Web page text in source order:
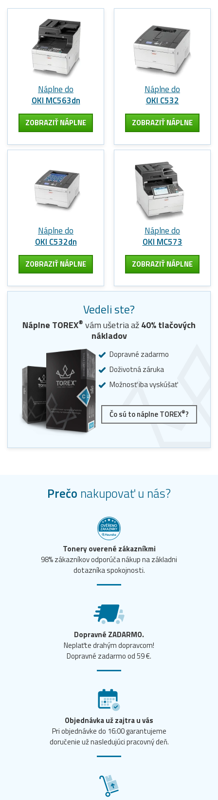
Náplne do
OKI MC563dn
ZOBRAZIŤ NÁPLNE
Náplne do
OKI C532
ZOBRAZIŤ NÁPLNE
Náplne do
OKI C532dn
ZOBRAZIŤ NÁPLNE
Náplne do
OKI MC573
ZOBRAZIŤ NÁPLNE
Vedeli ste?
Náplne TOREX® vám ušetria až40% tlačových
nákladov
Dopravné zadarmo
Doživotná záruka
Možnosť iba vyskúšať
Čo sú to náplne TOREX®?
Prečo nakupovať u nás?
Tonery overené zákazníkmi
98% zákazníkov odporúča nákup na základni
dotazníka spokojnosti.
Dopravné ZADARMO.
Neplaťte drahým dopravcom!
Dopravné zadarmo od 59 €.
Objednávka už zajtra u vás
Pri objednávke do 16:00 garantujeme
doručenie už nasledujúci pracovný deň.